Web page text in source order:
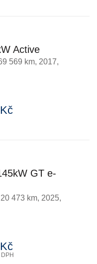
Active
569 km, 2017,
GT e-
473 km, 2025,